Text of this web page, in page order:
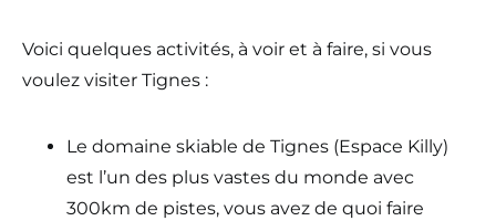
Voici quelques activités, à voir et à faire, si vous
voulez visiter Tignes :
Le domaine skiable de Tignes (Espace Killy)
est l’un des plus vastes du monde avec
300km de pistes, vous avez de quoi faire